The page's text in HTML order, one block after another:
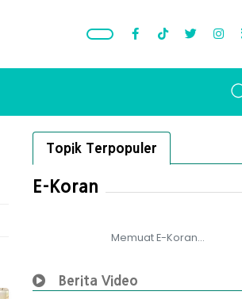
Topik Terpopuler
E-Koran
Memuat E-Koran...
Berita Video